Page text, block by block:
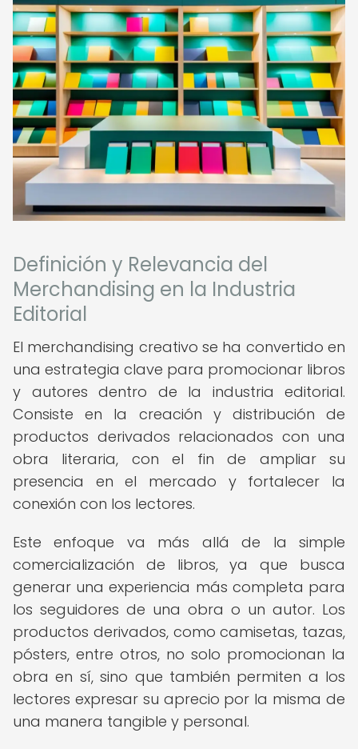
Definición y Relevancia del
Merchandising en la Industria
Editorial
El merchandising creativo se ha convertido en
una estrategia clave para promocionar libros
y autores dentro de la industria editorial.
Consiste en la creación y distribución de
productos derivados relacionados con una
obra literaria, con el fin de ampliar su
presencia en el mercado y fortalecer la
conexión con los lectores.
Este enfoque va más allá de la simple
comercialización de libros, ya que busca
generar una experiencia más completa para
los seguidores de una obra o un autor. Los
productos derivados, como camisetas, tazas,
pósters, entre otros, no solo promocionan la
obra en sí, sino que también permiten a los
lectores expresar su aprecio por la misma de
una manera tangible y personal.